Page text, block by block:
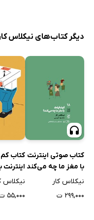
دیگر کتاب‌های نیکلاس
کتاب صوتی اینترنت
با مغز ما چه می‌کند
نیکلاس کار
۲۹۹,۰۰۰ ت
کتاب
اینترنت
می‌کند؟
نیکلاس
۵۵,۰۰۰ ت